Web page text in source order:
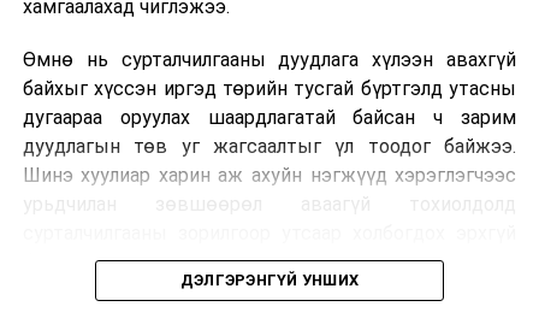
хамгаалахад чиглэжээ.
Өмнө нь сурталчилгааны дуудлага хүлээн авахгүй
байхыг хүссэн иргэд төрийн тусгай бүртгэлд утасны
дугаараа оруулах шаардлагатай байсан ч зарим
дуудлагын төв уг жагсаалтыг үл тоодог байжээ.
Шинэ хуулиар харин аж ахуйн нэгжүүд хэрэглэгчээс
урьдчилан зөвшөөрөл аваагүй тохиолдолд
болно. Иргэн өгсөн зөвшөөрлөө хүссэн үедээ цуцлах
ДЭЛГЭРЭНГҮЙ УНШИХ